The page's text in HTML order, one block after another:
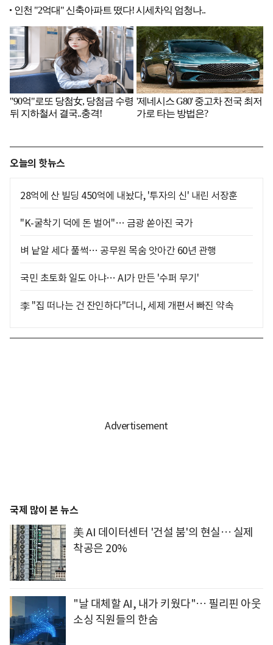
오늘의 핫뉴스
28억에 산 빌딩 450억에 내놨다, '투자의 신' 내린 서장훈
"K-굴착기 덕에 돈 벌어"… 금광 쏟아진 국가
벼 낱알 세다 풀썩… 공무원 목숨 앗아간 60년 관행
국민 초토화 일도 아냐… AI가 만든 '수퍼 무기'
李 "집 떠나는 건 잔인하다"더니, 세제 개편서 빠진 약속
국제 많이 본 뉴스
美 AI 데이터센터 '건설 붐'의 현실… 실제
착공은 20%
"날 대체할 AI, 내가 키웠다"… 필리핀 아웃
소싱 직원들의 한숨